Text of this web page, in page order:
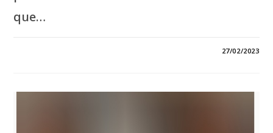
que…
27/02/2023